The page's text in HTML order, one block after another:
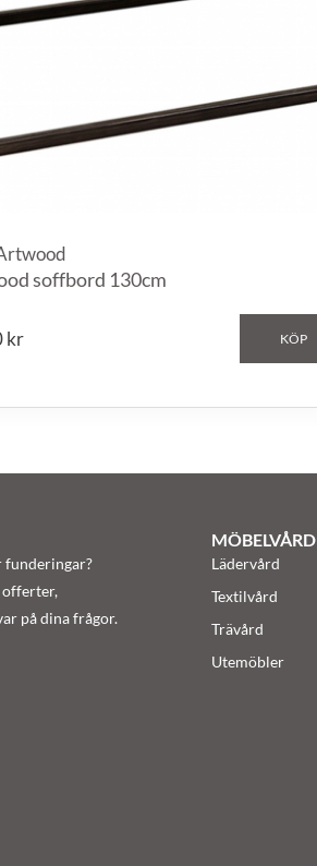
soffbord 130cm
kr KÖP
funderingar?
på dina frågor.
MÖBELVÅRD
Lädervård
Textilvård
Trävård
Utemöbler